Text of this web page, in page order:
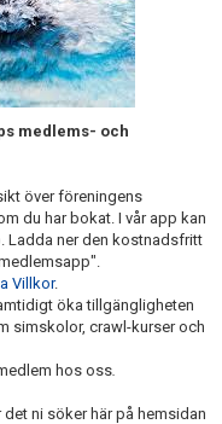
medlems- och
över föreningens
du har bokat. I vår app kan
Ladda ner den kostnadsfritt
Villkor.
öka tillgängligheten
simskolor, crawl-kurser och
hos oss
ni söker här på hemsidan